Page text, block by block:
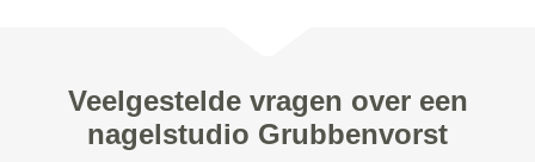
Veelgestelde vragen over een
nagelstudio Grubbenvorst